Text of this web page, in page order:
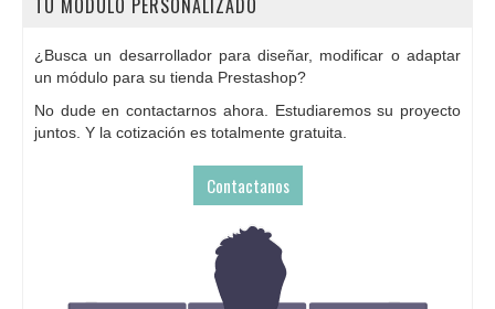
TU MÓDULO PERSONALIZADO
¿Busca un desarrollador para diseñar, modificar o adaptar
un módulo para su tienda Prestashop?
No dude en contactarnos ahora. Estudiaremos su proyecto
juntos. Y la cotización es totalmente gratuita.
Contactanos